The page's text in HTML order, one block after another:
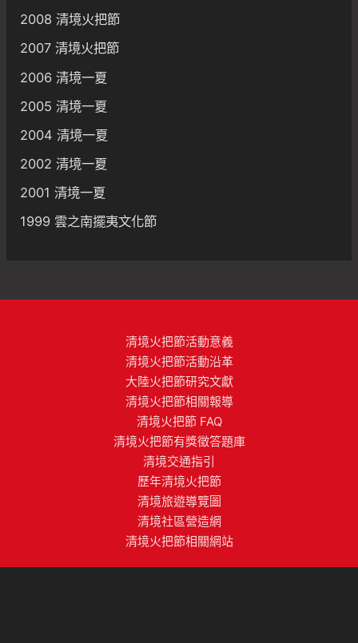
2008 清境火把節
2007 清境火把節
2006 清境一夏
2005 清境一夏
2004 清境一夏
2002 清境一夏
2001 清境一夏
1999 雲之南擺夷文化節
清境火把節活動意義
清境火把節活動沿革
大陸火把節研究文獻
清境火把節相關報導
清境火把節 FAQ
清境火把節有獎徵答題庫
清境交通指引
歷年清境火把節
清境旅遊導覽圖
清境社區營造網
清境火把節相關網站